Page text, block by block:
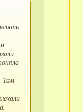
Там